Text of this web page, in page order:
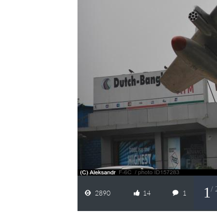
2890 14 1 1 /